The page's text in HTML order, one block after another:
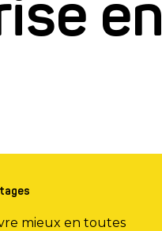
en
mieux en toutes